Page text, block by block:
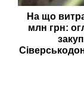
На що
млн грн: